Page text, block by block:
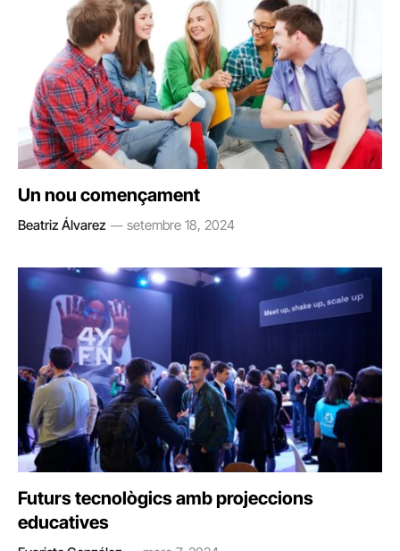
Un nou començament
Beatriz Álvarez setembre 18, 2024
Futurs tecnològics amb projeccions
educatives